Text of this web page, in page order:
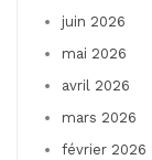
juin 2026
mai 2026
avril 2026
mars 2026
février 2026